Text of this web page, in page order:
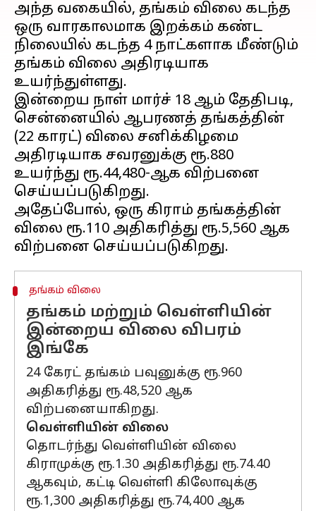
அந்த வகையில், தங்கம் விலை கடந்த
ஒரு வாரகாலமாக இறக்கம் கண்ட
நிலையில் கடந்த 4 நாட்களாக மீண்டும்
தங்கம் விலை அதிரடியாக
உயர்ந்துள்ளது.
இன்றைய நாள் மார்ச் 18 ஆம் தேதிபடி,
சென்னையில் ஆபரணத் தங்கத்தின்
(22 காரட்) விலை சனிக்கிழமை
அதிரடியாக சவரனுக்கு ரூ.880
உயர்ந்து ரூ.44,480-ஆக விற்பனை
செய்யப்படுகிறது.
அதேப்போல், ஒரு கிராம் தங்கத்தின்
விலை ரூ.110 அதிகரித்து ரூ.5,560 ஆக
தங்கம் விலை
தங்கம் மற்றும் வெள்ளியின்
இன்றைய விலை விபரம்
இங்கே
24 கேரட் தங்கம் பவுனுக்கு ரூ.960
அதிகரித்து ரூ.48,520 ஆக
விற்பனையாகிறது.
வெள்ளியின் விலை
தொடர்ந்து வெள்ளியின் விலை
கிராமுக்கு ரூ.1.30 அதிகரித்து ரூ.74.40
ஆகவும், கட்டி வெள்ளி கிலோவுக்கு
ரூ.1,300 அதிகரித்து ரூ.74,400 ஆக